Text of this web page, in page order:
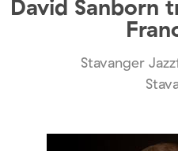
David Sanborn
Stavanger